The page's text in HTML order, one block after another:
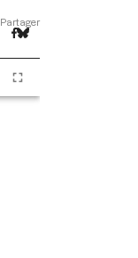
Partager